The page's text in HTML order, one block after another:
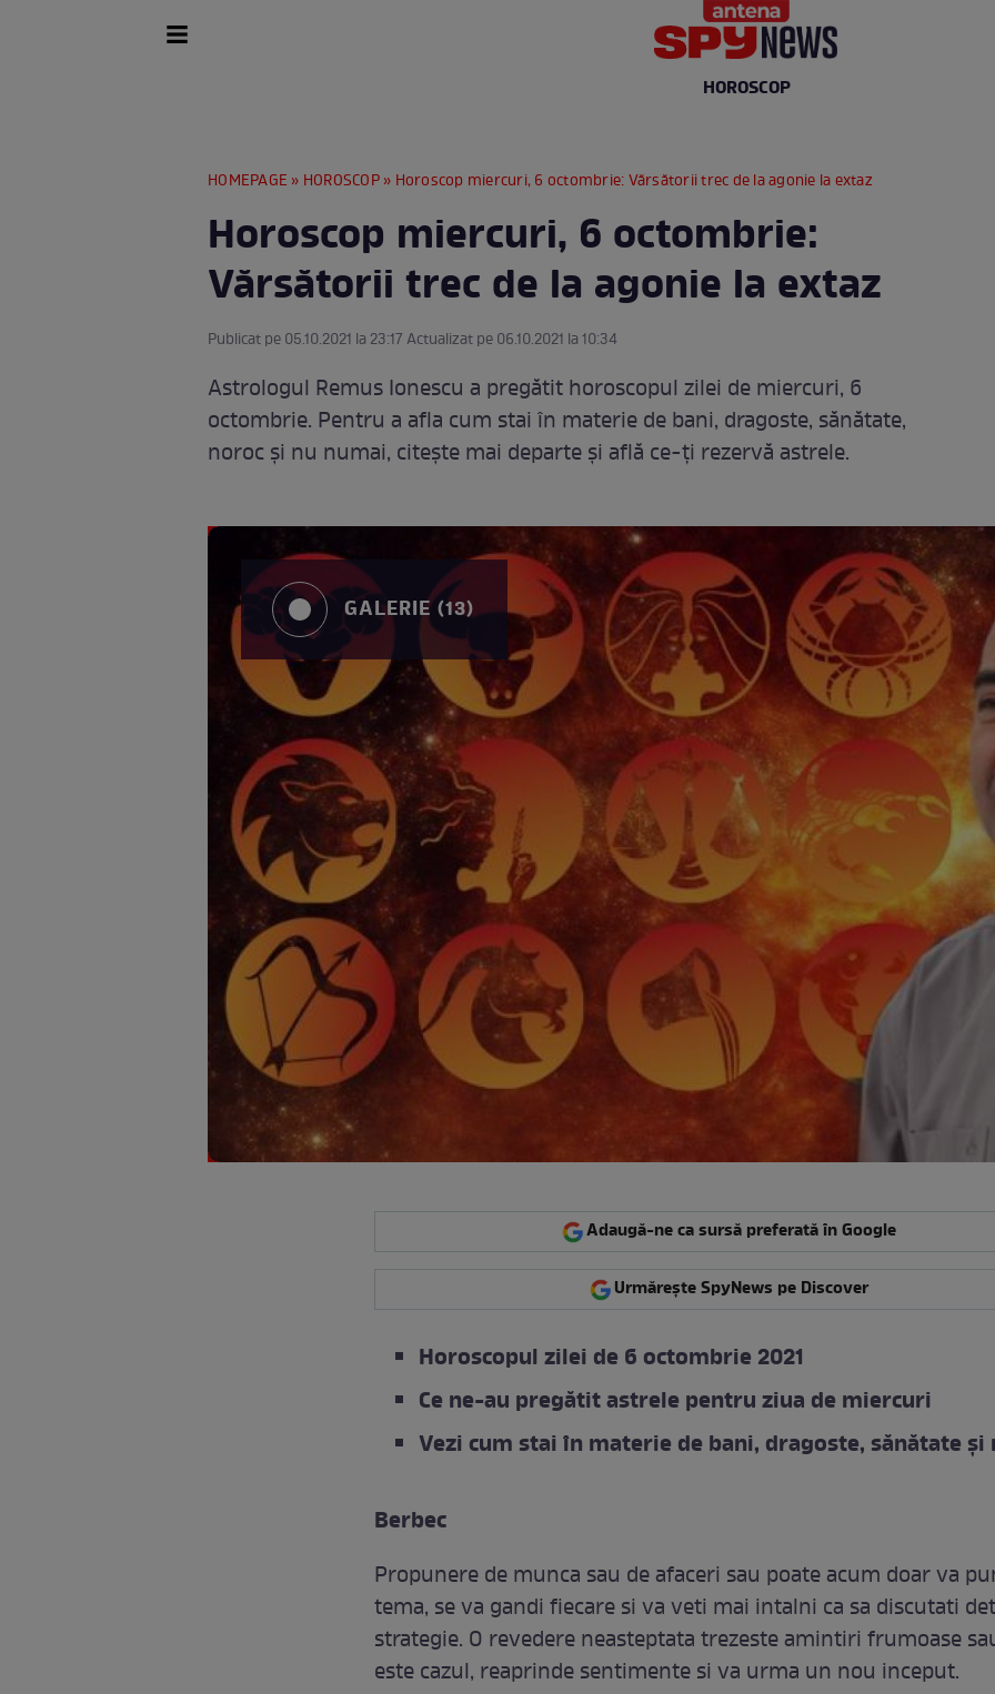
HOROSCOP
HOMEPAGE » HOROSCOP» Horoscop miercuri, 6 octombrie: Vărsătorii trec de la agonie la extaz
Horoscop miercuri, 6 octombrie:
Vărsătorii trec de la agonie la extaz
Publicat pe 05.10.2021 la 23:17 Actualizat pe 06.10.2021 la 10:34
Astrologul Remus Ionescu a pregătit horoscopul zilei de miercuri, 6
octombrie. Pentru a afla cum stai în materie de bani, dragoste, sănătate,
noroc și nu numai, citește mai departe și află ce-ți rezervă astrele.
GALERIE (13)
Adaugă-ne ca sursă preferată în Google
Urmărește SpyNews pe Discover
Horoscopul zilei de 6 octombrie 2021
Ce ne-au pregătit astrele pentru ziua de miercuri
Vezi cum stai în materie de bani, dragoste, sănătate și
Berbec
Propunere de munca sau de afaceri sau poate acum doar va
tema, se va gandi fiecare si va veti mai intalni ca sa discutati
strategie. O revedere neasteptata trezeste amintiri frumoase
este cazul, reaprinde sentimente si va urma un nou inceput.